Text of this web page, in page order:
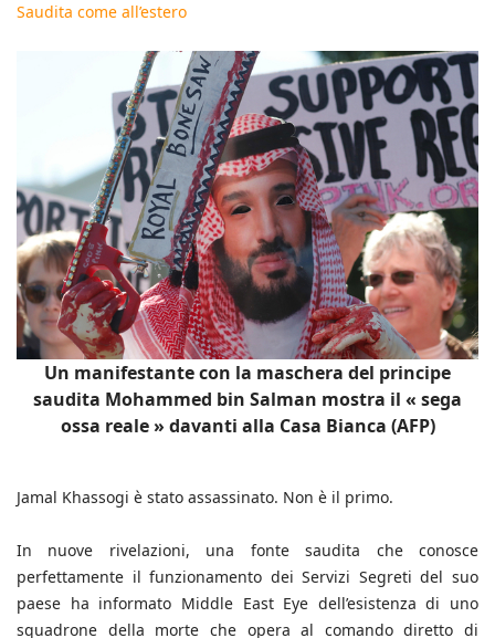
Saudita come all’estero
Un manifestante con la maschera del principe
saudita Mohammed bin Salman mostra il « sega
ossa reale » davanti alla Casa Bianca (AFP)
Jamal Khassogi è stato assassinato. Non è il primo.
In nuove rivelazioni, una fonte saudita che conosce
perfettamente il funzionamento dei Servizi Segreti del suo
paese ha informato Middle East Eye dell’esistenza di uno
squadrone della morte che opera al comando diretto di